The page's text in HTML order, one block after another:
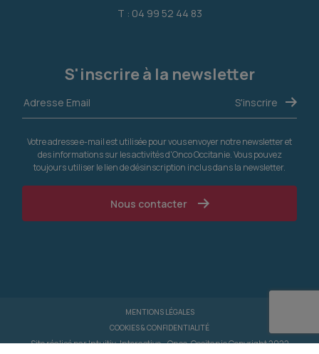
T : 04 99 52 44 83
S'inscrire à la newsletter
Votre adresse e-mail est utilisée pour vous envoyer notre newsletter et
des informations sur les activités d'Onco Occitanie. Vous pouvez
toujours utiliser le lien de désinscription inclus dans la newsletter.
Nous contacter
MENTIONS LÉGALES
COOKIES & CONFIDENTIALITÉ
Site réalisé parIntuitiv-Interactive- Onco-Occitanie Copyright 2022